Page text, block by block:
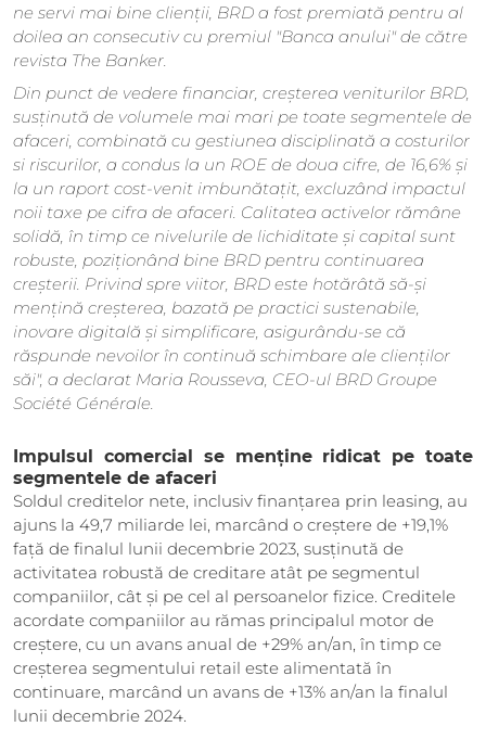
ne servi mai bine clienții, BRD a fost premiată pentru al
doilea an consecutiv cu premiul "Banca anului" de către
revista The Banker.
Din punct de vedere financiar, creșterea veniturilor BRD,
susținută de volumele mai mari pe toate segmentele de
afaceri, combinată cu gestiunea disciplinată a costurilor
si riscurilor, a condus la un ROE de doua cifre, de 16,6% și
la un raport cost-venit imbunătațit, excluzând impactul
noii taxe pe cifra de afaceri. Calitatea activelor rămâne
solidă, în timp ce nivelurile de lichiditate și capital sunt
robuste, poziționând bine BRD pentru continuarea
creșterii. Privind spre viitor, BRD este hotărâtă să-și
mențină creșterea, bazată pe practici sustenabile,
inovare digitală și simplificare, asigurându-se că
răspunde nevoilor în continuă schimbare ale clienților
săi", a declarat Maria Rousseva, CEO-ul BRD Groupe
Société Générale.
Impulsul comercial se menține ridicat pe toate
segmentele de afaceri
Soldul creditelor nete, inclusiv finanțarea prin leasing, au
ajuns la 49,7 miliarde lei, marcând o creștere de +19,1%
față de finalul lunii decembrie 2023, susținută de
activitatea robustă de creditare atât pe segmentul
companiilor, cât și pe cel al persoanelor fizice. Creditele
acordate companiilor au rămas principalul motor de
creștere, cu un avans anual de +29% an/an, în timp ce
creșterea segmentului retail este alimentată în
continuare, marcând un avans de +13% an/an la finalul
lunii decembrie 2024.